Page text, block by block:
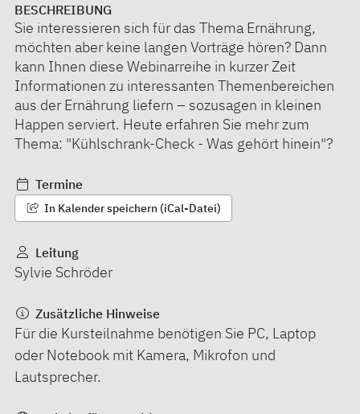
BESCHREIBUNG
Sie interessieren sich für das Thema Ernährung,
möchten aber keine langen Vorträge hören? Dann
kann Ihnen diese Webinarreihe in kurzer Zeit
Informationen zu interessanten Themenbereichen
aus der Ernährung liefern – sozusagen in kleinen
Happen serviert. Heute erfahren Sie mehr zum
Thema: "Kühlschrank-Check - Was gehört hinein"?
Termine
In Kalender speichern (iCal-Datei)
Leitung
Sylvie Schröder
Zusätzliche Hinweise
Für die Kursteilnahme benötigen Sie PC, Laptop
oder Notebook mit Kamera, Mikrofon und
Lautsprecher.